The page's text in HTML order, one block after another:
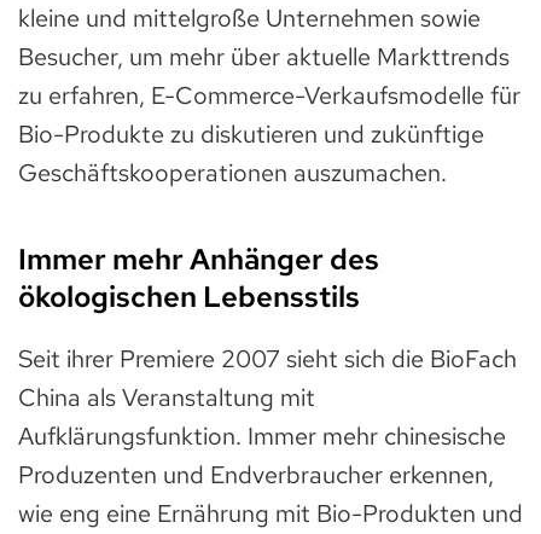
kleine und mittelgroße Unternehmen sowie
Besucher, um mehr über aktuelle Markttrends
zu erfahren, E-Commerce-Verkaufsmodelle für
Bio-Produkte zu diskutieren und zukünftige
Geschäftskooperationen auszumachen.
Immer mehr Anhänger des
ökologischen Lebensstils
Seit ihrer Premiere 2007 sieht sich die BioFach
China als Veranstaltung mit
Aufklärungsfunktion. Immer mehr chinesische
Produzenten und Endverbraucher erkennen,
wie eng eine Ernährung mit Bio-Produkten und